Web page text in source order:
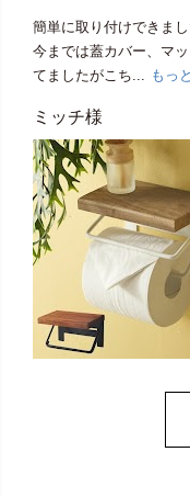
簡単に取り付けできまし
今までは蓋カバー、マ
てましたがこち...
もっ
ミッチ様